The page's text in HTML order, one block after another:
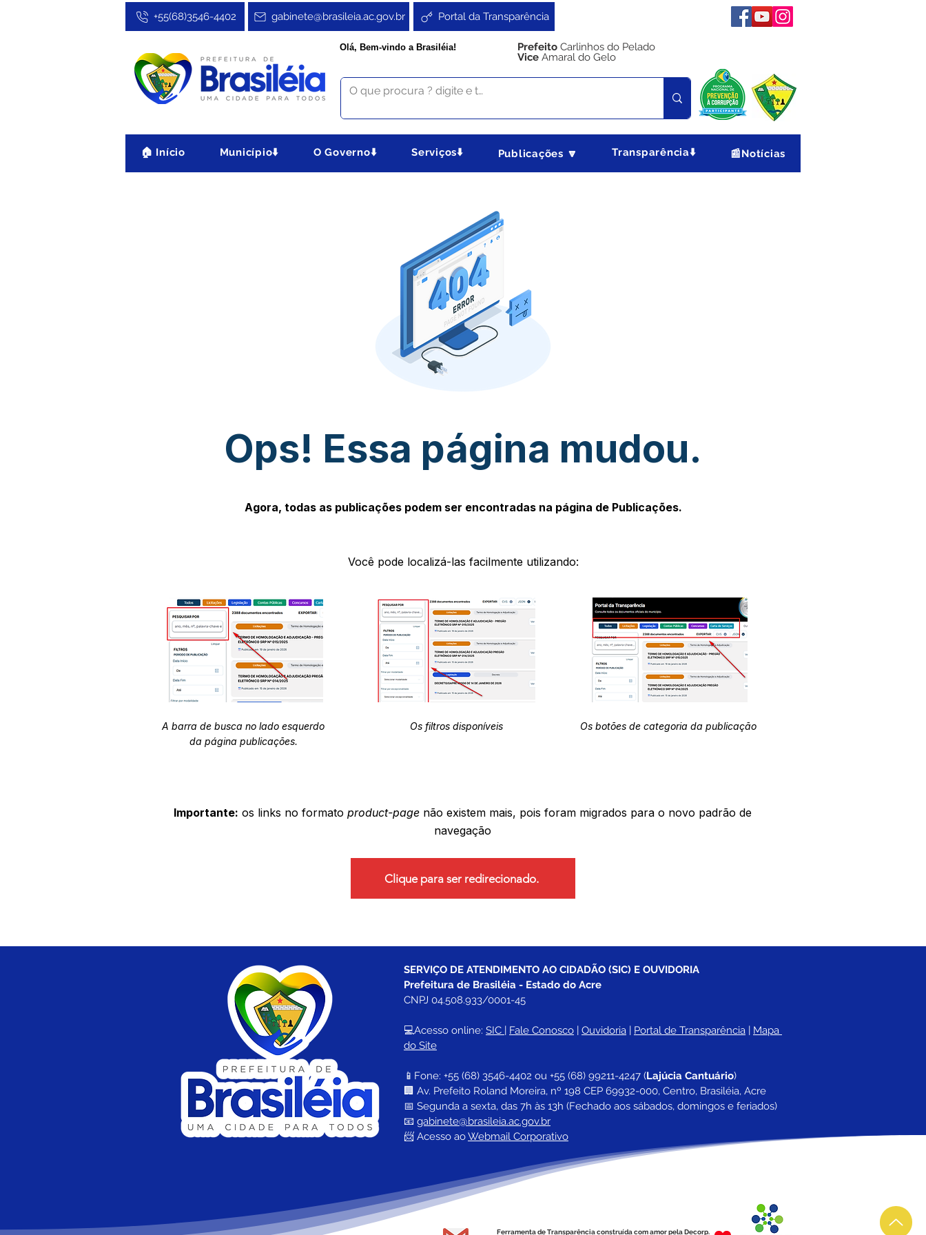
Portal da Transparência
gabinete@brasileia.ac.gov.br
+55(68)3546-4402
Olá, Bem-vindo a Brasiléia! Prefeito Carlinhos do Pelado
Vice Amaral do Gelo
🏠 Início Município⬇️ O Governo⬇️ Serviços⬇️ Publicações 🔽 Transparência⬇️ 📰Notícias
Ops! Essa página mudou.
Agora, todas as publicações podem ser encontradas na página de Publicações.
Você pode localizá-las facilmente utilizando:
A barra de busca no lado esquerdo
da página publicações.
Os filtros disponíveis Os botões de categoria da publicação
Importante: os links no formato product-page não existem mais, pois foram migrados para o novo padrão de
navegação
Clique para ser redirecionado.
SERVIÇO DE ATENDIMENTO AO CIDADÃO (SIC) E OUVIDORIA
Prefeitura de Brasiléia - Estado do Acre
CNPJ 04.508.933/0001-45
💻Acesso online: SIC | Fale Conosco | Ouvidoria | Portal de Transparência | Mapa
do Site
📱Fone: +55 (68) 3546-4402 ou +55 (68) 99211-4247 (Lajúcia Cantuário)
🏢 Av. Prefeito Roland Moreira, nº 198 CEP 69932-000, Centro, Brasiléia, Acre
📅 Segunda a sexta, das 7h às 13h (Fechado aos sábados, domingos e feriados)
📧 gabinete@brasileia.ac.gov.br
📨 Acesso ao Webmail Corporativo
Ferramenta de Transparência construída com amor pela Decorp.